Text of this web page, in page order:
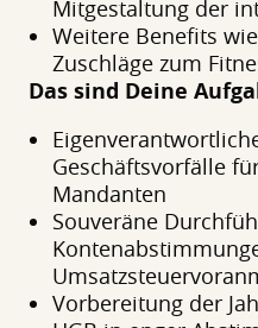
Mitgestaltung der
Weitere Benefits
Zuschläge zum
Das sind Deine
Geschäftsvorfälle
Mandanten
Souveräne
Vorbereitung der